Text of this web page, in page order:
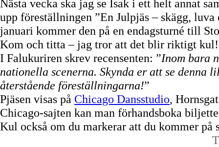
Nästa vecka ska jag se Isak i ett helt annat
upp föreställningen ”En Julpjäs – skägg,
januari kommer den på en endagsturné till
Kom och titta – jag tror att det blir riktigt kul!
I Falukuriren skrev recensenten: ”Inom bara
nationella scenerna. Skynda er att se denna
återstående föreställningarna!”
Pjäsen visas på Chicago Dansstudio,
Chicago-sajten kan man förhandsboka
Kul också om du markerar att du kommer på